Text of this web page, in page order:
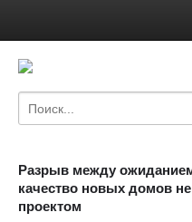
Разрыв между
качество новых домов не
проектом